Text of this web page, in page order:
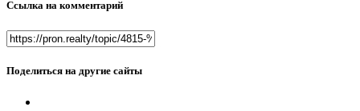
Ссылка на комментарий
Поделиться на другие сайты